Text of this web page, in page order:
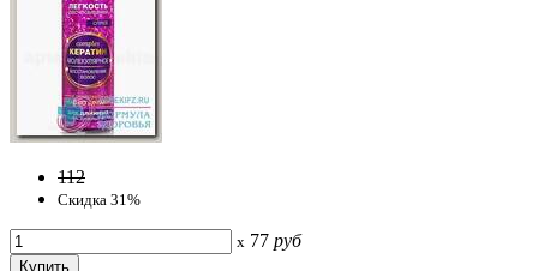
112
Скидка 31%
x 77 руб